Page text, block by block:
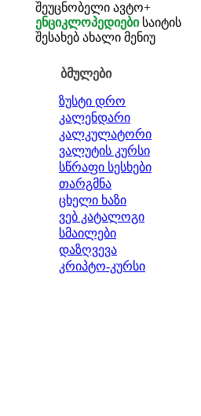
შეუცნობელი ავტო+
ენციკლოპედიები საიტის
შესახებ ახალი მენიუ
ბმულები
ზუსტი დრო
კალენდარი
კალკულატორი
ვალუტის კურსი
სწრაფი სესხები
თარგმნა
ცხელი ხაზი
ვებ კატალოგი
სმაილები
დაზღვევა
კრიპტო-კურსი